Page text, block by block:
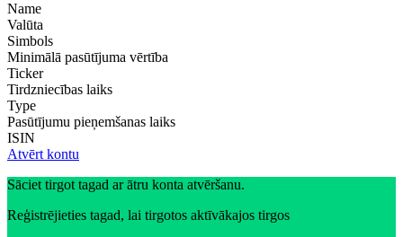
Name
Valūta
Simbols
Minimālā pasūtījuma vērtība
Ticker
Tirdzniecības laiks
Type
Pasūtījumu pieņemšanas laiks
ISIN
Atvērt kontu
Sāciet tirgot tagad ar ātru konta atvēršanu.
Reģistrējieties tagad, lai tirgotos aktīvākajos tirgos